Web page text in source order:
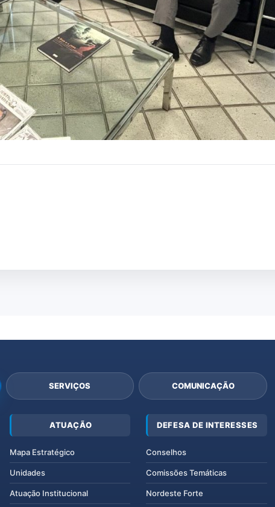
SERVIÇOS COMUNICAÇÃO
ATUAÇÃO
Mapa Estratégico
Unidades
Atuação Institucional
DEFESA DE INTERESSES
Conselhos
Comissões Temáticas
Nordeste Forte